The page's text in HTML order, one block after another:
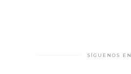
SÍGUENOS EN